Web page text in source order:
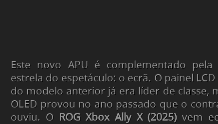
Este novo APU é complementado pela
estrela do espetáculo: o ecrã. O painel LCD
do modelo anterior já era líder de classe,
OLED provou no ano passado que o
ouviu. O
ROG Xbox Ally X (2025)vem